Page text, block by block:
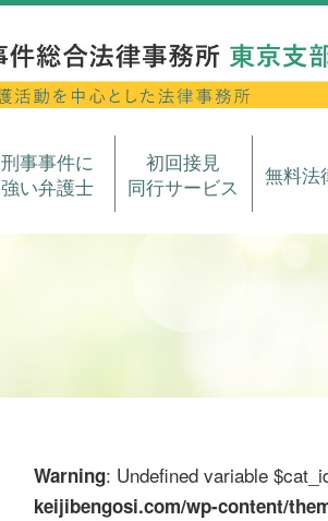
刑事事件に
強い弁護士
初回接見
同行サービス
無料法
Warning: Undefined variable
keijibengosi.com/wp-content/